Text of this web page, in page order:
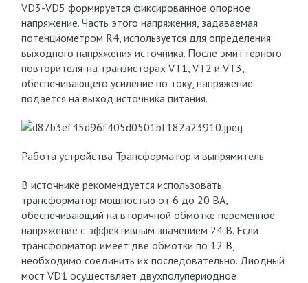
VD3-VD5 формируется фиксированное опорное
напряжение. Часть этого напряжения, задаваемая
потенциометром R4, используется для определения
выходного напряжения источника. После эмиттерного
повторителя-на транзисторах VT1, VT2 и VT3,
обеспечивающего усиление по току, напряжение
подается на выход источника питания.
Работа устройства Трансформатор и выпрямитель
В источнике рекомендуется использовать
трансформатор мощностью от 6 до 20 ВА,
обеспечивающий на вторичной обмотке переменное
напряжение с эффективным значением 24 В. Если
трансформатор имеет две обмотки по 12 В,
необходимо соединить их последовательно. Диодный
мост VD1 осуществляет двухполупериодное